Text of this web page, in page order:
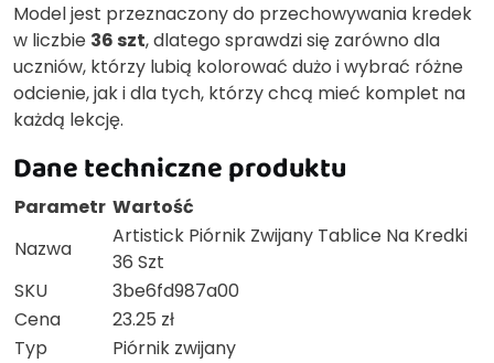
Model jest przeznaczony do przechowywania kredek
w liczbie 36 szt, dlatego sprawdzi się zarówno dla
uczniów, którzy lubią kolorować dużo i wybrać różne
odcienie, jak i dla tych, którzy chcą mieć komplet na
każdą lekcję.
Dane techniczne produktu
Parametr Wartość
Nazwa
Artistick Piórnik Zwijany Tablice Na Kredki
36 Szt
SKU
3be6fd987a00
Cena
23.25 zł
Typ
Piórnik zwijany